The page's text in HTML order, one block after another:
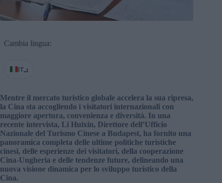
Cambia lingua:
IT
Mentre il mercato turistico globale accelera la sua ripresa,
la Cina sta accogliendo i visitatori internazionali con
maggiore apertura, convenienza e diversità. In una
recente intervista, Li Huixin, Direttore dell’Ufficio
Nazionale del Turismo Cinese a Budapest, ha fornito una
panoramica completa delle ultime politiche turistiche
cinesi, delle esperienze dei visitatori, della cooperazione
Cina-Ungheria e delle tendenze future, delineando una
nuova visione dinamica per lo sviluppo turistico della
Cina.